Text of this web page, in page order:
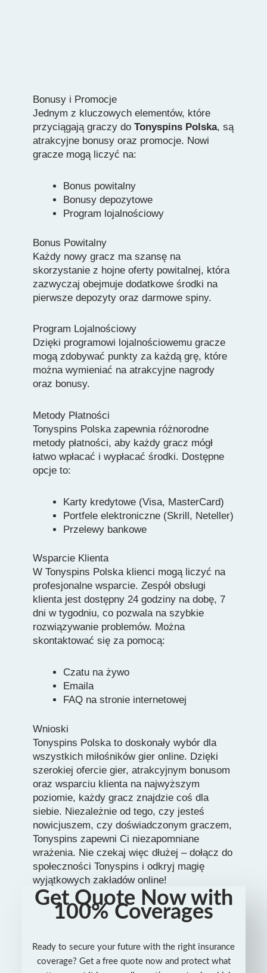
Bonusy i Promocje
Jednym z kluczowych elementów, które
przyciągają graczy doTonyspins Polska, są
atrakcyjne bonusy oraz promocje. Nowi
gracze mogą liczyć na:
Bonus powitalny
Bonusy depozytowe
Program lojalnościowy
Bonus Powitalny
Każdy nowy gracz ma szansę na
skorzystanie z hojne oferty powitalnej, która
zazwyczaj obejmuje dodatkowe środki na
pierwsze depozyty oraz darmowe spiny.
Program Lojalnościowy
Dzięki programowi lojalnościowemu gracze
mogą zdobywać punkty za każdą grę, które
można wymieniać na atrakcyjne nagrody
oraz bonusy.
Metody Płatności
Tonyspins Polska zapewnia różnorodne
metody płatności, aby każdy gracz mógł
łatwo wpłacać i wypłacać środki. Dostępne
opcje to:
Karty kredytowe (Visa, MasterCard)
Portfele elektroniczne (Skrill, Neteller)
Przelewy bankowe
Wsparcie Klienta
W Tonyspins Polska klienci mogą liczyć na
profesjonalne wsparcie. Zespół obsługi
klienta jest dostępny 24 godziny na dobę, 7
dni w tygodniu, co pozwala na szybkie
rozwiązywanie problemów. Można
skontaktować się za pomocą:
Czatu na żywo
Emaila
FAQ na stronie internetowej
Wnioski
Tonyspins Polska to doskonały wybór dla
wszystkich miłośników gier online. Dzięki
szerokiej ofercie gier, atrakcyjnym bonusom
oraz wsparciu klienta na najwyższym
poziomie, każdy gracz znajdzie coś dla
siebie. Niezależnie od tego, czy jesteś
nowicjuszem, czy doświadczonym graczem,
Tonyspins zapewni Ci niezapomniane
wrażenia. Nie czekaj więc dłużej – dołącz do
społeczności Tonyspins i odkryj magię
wyjątkowych zakładów online!
Get Quote Now with
100% Coverages
Ready to secure your future with the right insurance
coverage? Get a free quote now and protect what